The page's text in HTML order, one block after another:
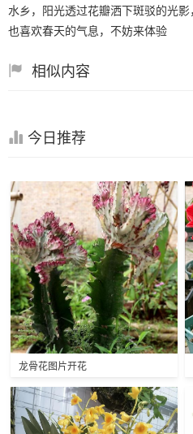
水乡，阳光透过花瓣洒下斑驳的光
也喜欢春天的气息，不妨来体验
相似内容
今日推荐
龙骨花图片开花